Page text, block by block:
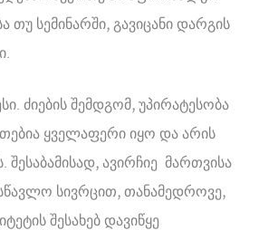
თუ სემინარში, გავიცანი დარგის
ძიების შემდგომ, უპირატესობა
ყველაფერი იყო და არის
ავირჩიე მართვისა
სივრცით, თანამედროვე,
შესახებ დავიწყე